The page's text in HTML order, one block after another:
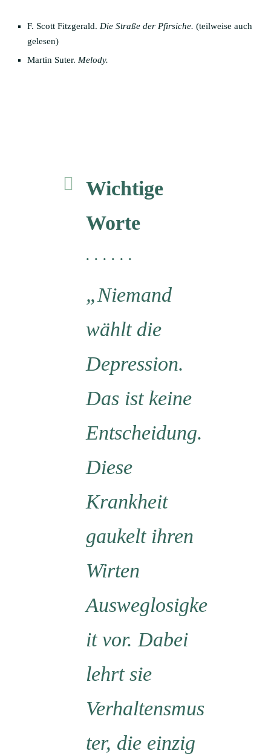
F. Scott Fitzgerald. Die Straße der Pfirsiche. (teilweise auch
gelesen)
Martin Suter. Melody.
Wichtige
Worte
. . . . . .
„Niemand
wählt die
Depression.
Das ist keine
Entscheidung.
Diese
Krankheit
gaukelt ihren
Wirten
Ausweglosigke
it vor. Dabei
lehrt sie
Verhaltensmus
ter, die einzig